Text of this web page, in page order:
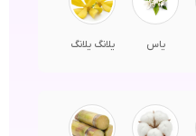
یاس یلانگ یلانگ